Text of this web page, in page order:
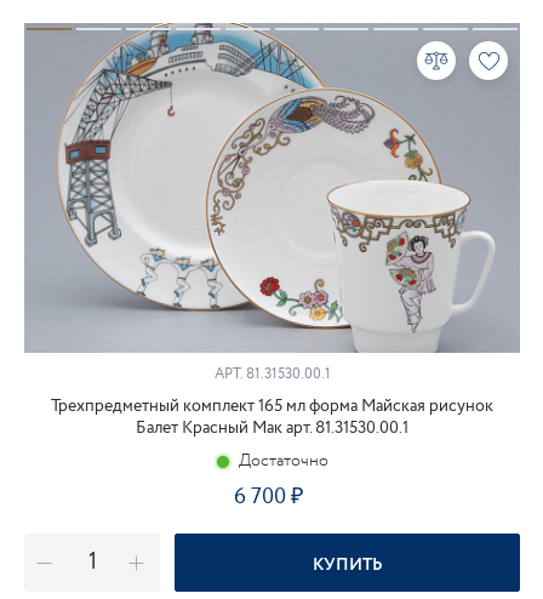
АРТ.81.31530.00.1
Трехпредметный комплект 165 мл форма Майская рисунок
Балет Красный Мак арт. 81.31530.00.1
Достаточно
6 700
КУПИТЬ